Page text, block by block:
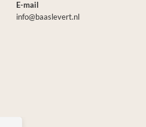
E-mail
info@baaslevert.nl